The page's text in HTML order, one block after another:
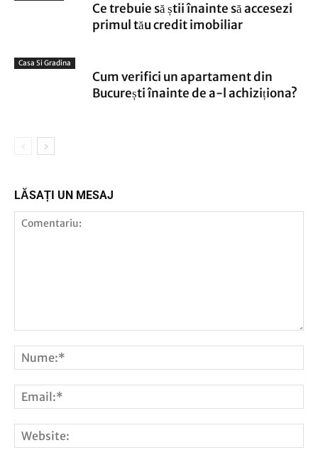
Ce trebuie să știi înainte să accesezi
primul tău credit imobiliar
Casa Si Gradina
Cum verifici un apartament din
București înainte de a-l achiziționa?
LĂSAȚI UN MESAJ